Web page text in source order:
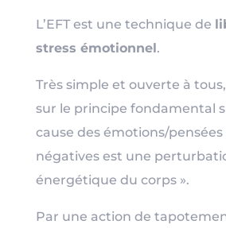
L’EFT est une technique de
stress émotionnel .
Très simple et ouverte à
sur le principe fondamental
cause des émotions/
négatives est une
énergétique du corps ».
Par une action de